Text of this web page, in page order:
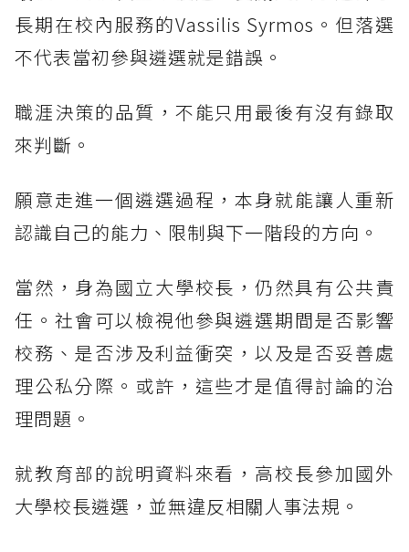
長期在校內服務的Vassilis Syrmos。但落選
不代表當初參與遴選就是錯誤。
職涯決策的品質，不能只用最後有沒有錄取
來判斷。
願意走進一個遴選過程，本身就能讓人重新
認識自己的能力、限制與下一階段的方向。
當然，身為國立大學校長，仍然具有公共責
任。社會可以檢視他參與遴選期間是否影響
校務、是否涉及利益衝突，以及是否妥善處
理公私分際。或許，這些才是值得討論的治
理問題。
就教育部的說明資料來看，高校長參加國外
大學校長遴選，並無違反相關人事法規。